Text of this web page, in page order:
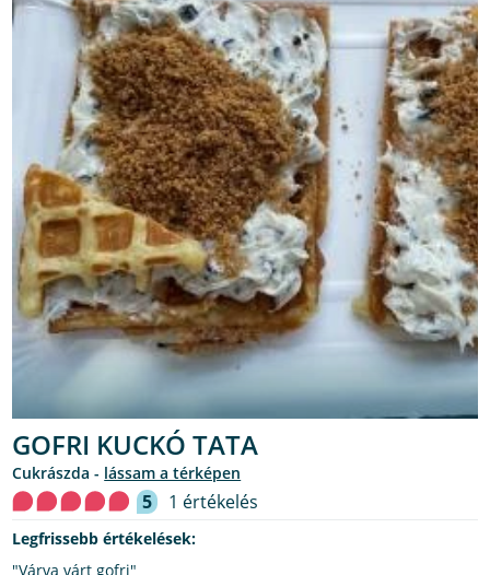
GOFRI KUCKÓ TATA
cukrászda - lássam a térképen
5 1 értékelés
Legfrissebb értékelések:
"Várva várt gofri"